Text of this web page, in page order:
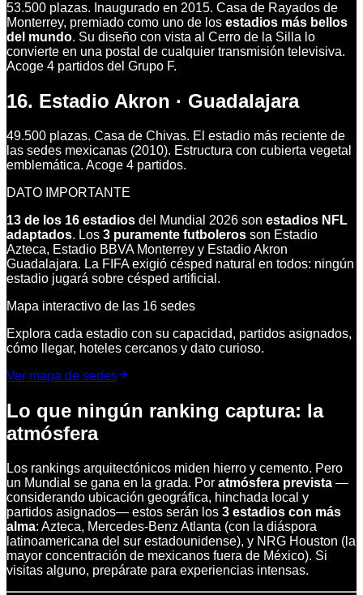
53.500 plazas. Inaugurado en 2015. Casa de Rayados de
Monterrey, premiado como uno de los estadios más bellos
del mundo. Su diseño con vista al Cerro de la Silla lo
convierte en una postal de cualquier transmisión televisiva.
Acoge 4 partidos del Grupo F.
16. Estadio Akron · Guadalajara
49.500 plazas. Casa de Chivas. El estadio más reciente de
las sedes mexicanas (2010). Estructura con cubierta vegetal
emblemática. Acoge 4 partidos.
DATO IMPORTANTE
13 de los 16 estadios del Mundial 2026 son estadios NFL
adaptados. Los 3 puramente futboleros son Estadio
Azteca, Estadio BBVA Monterrey y Estadio Akron
Guadalajara. La FIFA exigió césped natural en todos: ningún
estadio jugará sobre césped artificial.
Mapa interactivo de las 16 sedes
Explora cada estadio con su capacidad, partidos asignados,
cómo llegar, hoteles cercanos y dato curioso.
Ver mapa de sedes
Lo que ningún ranking captura: la
atmósfera
Los rankings arquitectónicos miden hierro y cemento. Pero
un Mundial se gana en la grada. Por atmósfera prevista —
considerando ubicación geográfica, hinchada local y
partidos asignados— estos serán los 3 estadios con más
alma: Azteca, Mercedes-Benz Atlanta (con la diáspora
latinoamericana del sur estadounidense), y NRG Houston (la
mayor concentración de mexicanos fuera de México). Si
visitas alguno, prepárate para experiencias intensas.